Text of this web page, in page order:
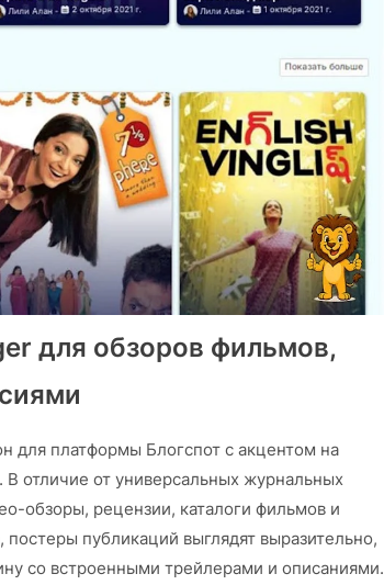
для обзоров фильмов,
для платформы Блогспот с акцентом на
В отличие от универсальных журнальных
обзоры, рецензии, каталоги фильмов и
публикаций выглядят выразительно,
со встроенными трейлерами и описаниями.